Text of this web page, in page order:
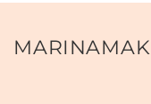
MARINAMAK